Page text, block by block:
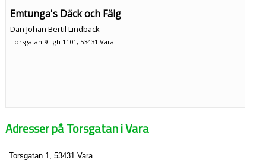
Emtunga's Däck och Fälg
Dan Johan Bertil Lindbäck
Torsgatan 9 Lgh 1101, 53431 Vara
Adresser på Torsgatan i Vara
Torsgatan 1, 53431 Vara